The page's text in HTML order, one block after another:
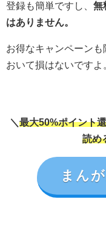
登録も簡単ですし、 無
はありません。
お得なキャンペーン
おいて損はないですよ
＼ 最大50%ポイント
読め
まん